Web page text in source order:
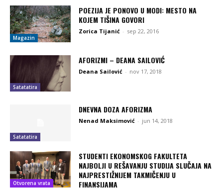
Magazin
POEZIJA JE PONOVO U MODI: MESTO NA
KOJEM TIŠINA GOVORI
Zorica Tijanić - sep 22, 2016
Satatatira
AFORIZMI – DEANA SAILOVIĆ
Deana Sailović - nov 17, 2018
Satatatira
DNEVNA DOZA AFORIZMA
Nenad Maksimović - jun 14, 2018
Otvorena vrata
STUDENTI EKONOMSKOG FAKULTETA
NAJBOLJI U REŠAVANJU STUDIJA SLUČAJA NA
NAJPRESTIŽNIJEM TAKMIČENJU U
FINANSIJAMA